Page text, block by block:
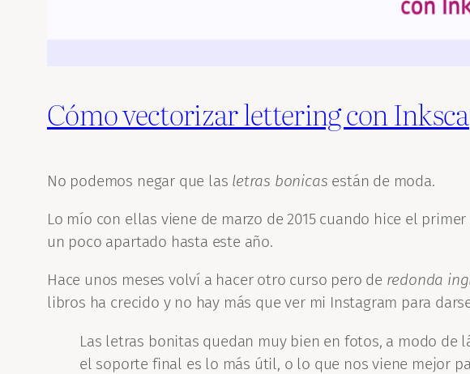
Cómo vectorizar lettering con
No podemos negar que las letras bonicas están de moda.
Lo mío con ellas viene de marzo de 2015 cuando hice el
un poco apartado hasta este año.
Hace unos meses volví a hacer otro curso pero de redonda
libros ha crecido y no hay más que ver mi Instagram para
Las letras bonitas quedan muy bien en fotos, a modo de
el soporte final es lo más útil, o lo que nos viene mejor